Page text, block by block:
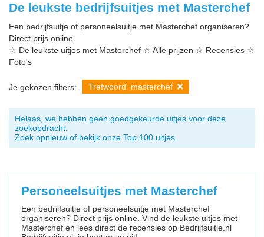
De leukste bedrijfsuitjes met Masterchef
Een bedrijfsuitje of personeelsuitje met Masterchef organiseren?
Direct prijs online.
☆ De leukste uitjes met Masterchef ☆ Alle prijzen ☆ Recensies ☆
Foto's
Je gekozen filters: Trefwoord: masterchef
Helaas, we hebben geen goedgekeurde uitjes voor deze
zoekopdracht.
Zoek opnieuw of bekijk onze Top 100 uitjes.
Personeelsuitjes met Masterchef
Een bedrijfsuitje of personeelsuitje met Masterchef
organiseren? Direct prijs online. Vind de leukste uitjes met
Masterchef en lees direct de recensies op Bedrijfsuitje.nl